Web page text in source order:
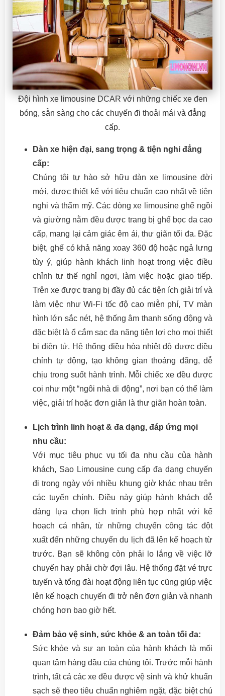
Đội hình xe limousine DCAR với những chiếc xe đen
bóng, sẵn sàng cho các chuyến đi thoải mái và đẳng
cấp.
Dàn xe hiện đại, sang trọng & tiện nghi đẳng
cấp:
Chúng tôi tự hào sở hữu dàn xe limousine đời
mới, được thiết kế với tiêu chuẩn cao nhất về tiện
nghi và thẩm mỹ. Các dòng xe limousine ghế ngồi
và giường nằm đều được trang bị ghế bọc da cao
cấp, mang lại cảm giác êm ái, thư giãn tối đa. Đặc
biệt, ghế có khả năng xoay 360 độ hoặc ngả lưng
tùy ý, giúp hành khách linh hoạt trong việc điều
chỉnh tư thế nghỉ ngơi, làm việc hoặc giao tiếp.
Trên xe được trang bị đầy đủ các tiện ích giải trí và
làm việc như Wi-Fi tốc độ cao miễn phí, TV màn
hình lớn sắc nét, hệ thống âm thanh sống động và
đặc biệt là ổ cắm sạc đa năng tiện lợi cho mọi thiết
bị điện tử. Hệ thống điều hòa nhiệt độ được điều
chỉnh tự động, tạo không gian thoáng đãng, dễ
chịu trong suốt hành trình. Mỗi chiếc xe đều được
coi như một “ngôi nhà di động”, nơi bạn có thể làm
việc, giải trí hoặc đơn giản là thư giãn hoàn toàn.
Lịch trình linh hoạt & đa dạng, đáp ứng mọi
nhu cầu:
Với mục tiêu phục vụ tối đa nhu cầu của hành
khách, Sao Limousine cung cấp đa dạng chuyến
đi trong ngày với nhiều khung giờ khác nhau trên
các tuyến chính. Điều này giúp hành khách dễ
dàng lựa chọn lịch trình phù hợp nhất với kế
hoạch cá nhân, từ những chuyến công tác đột
xuất đến những chuyến du lịch đã lên kế hoạch từ
trước. Bạn sẽ không còn phải lo lắng về việc lỡ
chuyến hay phải chờ đợi lâu. Hệ thống đặt vé trực
tuyến và tổng đài hoạt động liên tục cũng giúp việc
lên kế hoạch chuyến đi trở nên đơn giản và nhanh
chóng hơn bao giờ hết.
Đảm bảo vệ sinh, sức khỏe & an toàn tối đa:
Sức khỏe và sự an toàn của hành khách là mối
quan tâm hàng đầu của chúng tôi. Trước mỗi hành
trình, tất cả các xe đều được vệ sinh và khử khuẩn
sạch sẽ theo tiêu chuẩn nghiêm ngặt, đặc biệt chú